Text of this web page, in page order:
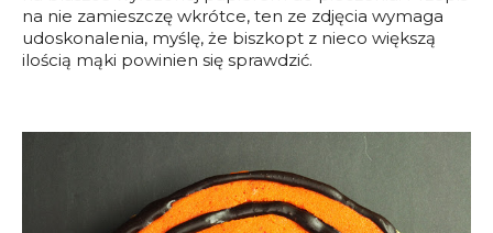
na nie zamieszczę wkrótce, ten ze zdjęcia wymaga
udoskonalenia, myślę, że biszkopt z nieco większą
ilością mąki powinien się sprawdzić.